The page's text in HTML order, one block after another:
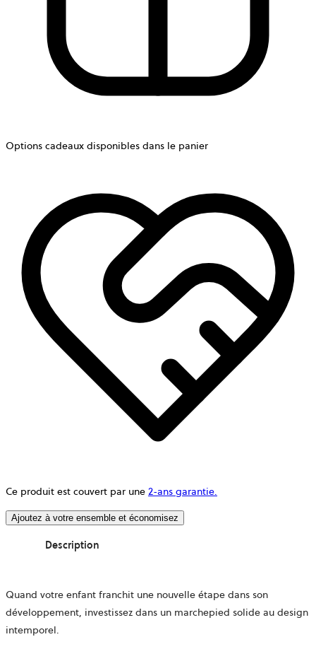
Options cadeaux disponibles dans le panier
Ce produit est couvert par une 2-ans garantie.
Ajoutez à votre ensemble et économisez
Description
Quand votre enfant franchit une nouvelle étape dans son
développement, investissez dans un marchepied solide au design
intemporel.